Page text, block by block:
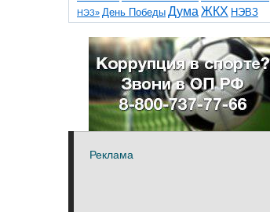
НЭЗ» День Победы Дума ЖКХ НЭВЗ
НчГРЭС ТНТ
благоустройствоветераны выборы
детидороги казаки коррупция космос
общественная палата парк пожар роща
спорт театр транспорт художники
Реклама